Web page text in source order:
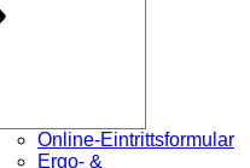
Online-Eintrittsformular
Ergo- &